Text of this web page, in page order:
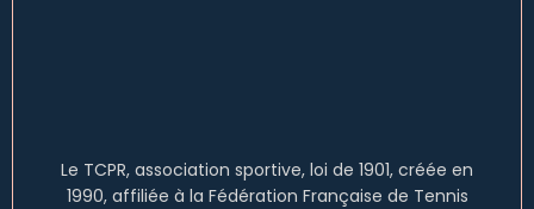
Le TCPR, association sportive, loi de 1901, créée en
1990, affiliée à la Fédération Française de Tennis